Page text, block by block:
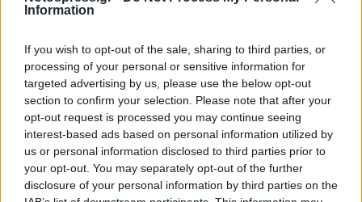
Information
If you wish to opt-out of the sale, sharing to third parties, or
processing of your personal or sensitive information for
targeted advertising by us, please use the below opt-out
section to confirm your selection. Please note that after your
opt-out request is processed you may continue seeing
interest-based ads based on personal information utilized by
us or personal information disclosed to third parties prior to
your opt-out. You may separately opt-out of the further
disclosure of your personal information by third parties on the
Πελοπόννησος
Ανησυχούν για τη στάση πληρωμών